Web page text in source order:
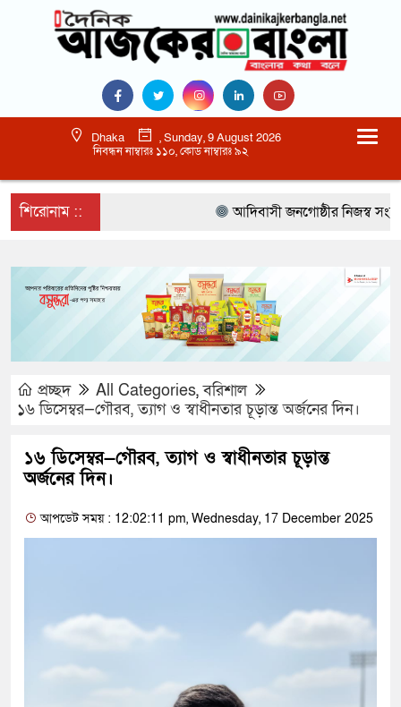
Dhaka
, Sunday, 9 August 2026
নিবন্ধন নাম্বারঃ ১১০, কোড নাম্বারঃ ৯২
শিরোনাম :: আদিবাসী জনগোষ্ঠীর নিজস্ব
প্রচ্ছদ All Categories,বরিশাল
১৬ ডিসেম্বর—গৌরব, ত্যাগ ও স্বাধীনতার চূড়ান্ত অর্জনের দিন।
১৬ ডিসেম্বর—গৌরব, ত্যাগ ও স্বাধীনতার চূড়ান্ত
অর্জনের দিন।
আপডেট সময় : 12:02:11 pm, Wednesday, 17 December 2025